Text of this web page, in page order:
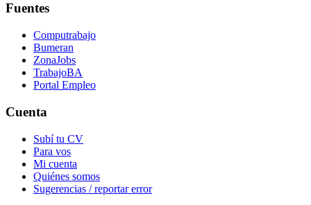
Fuentes
Computrabajo
Bumeran
ZonaJobs
TrabajoBA
Portal Empleo
Cuenta
Subí tu CV
Para vos
Mi cuenta
Quiénes somos
Sugerencias / reportar error